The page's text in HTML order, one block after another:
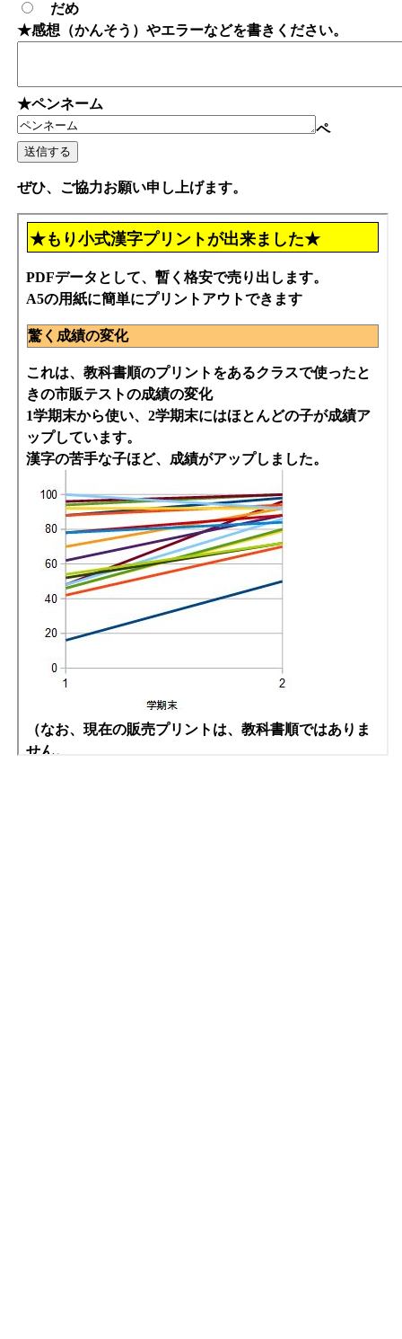
だめ
★感想（かんそう）やエラーなどを書きください。
★ペンネーム
ペ
ぜひ、ご協力お願い申し上げます。